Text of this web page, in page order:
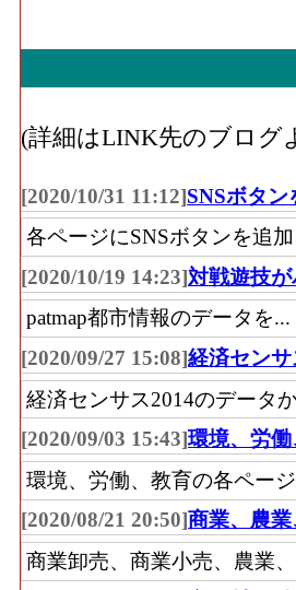
具・畳、じゅう器、医
具、スポーツ用品・が
鏡、他)」 の事業所にお
その他･事業所数(2016)：
器、医薬品・化粧品、
品・がん具・娯楽用品
業所の数
その他･従業員数[人
う器、医薬品・化粧品
品・がん具・娯楽用品
従事している人数
その他･売り場面積[㎡
ゅう器、医薬品・化粧
ツ用品・がん具・娯楽
品を販売用に実際に使
無店舗･年間商品販売額[
(詳細はLINK先のブログ
[2020/10/31 11:12]SNSボタン
各ページにSNSボタンを追
[2020/10/19 14:23]対戦遊技
patmap都市情報のデータを...
[2020/09/27 15:08]経済セン
経済センサス2014のデータ
[2020/09/03 15:43]環境、労
環境、労働、教育の各ペー
[2020/08/21 20:50]商業、農
商業卸売、商業小売、農業